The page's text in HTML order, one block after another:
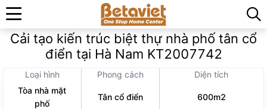
Trang chủ Thiết kế thi công kiến trúc»
Cải tạo kiến trúc biệt thự nhà phố tân cổ
điển tại Hà Nam KT2007742
Loại hình
Tòa nhà mặt
phố
Phong cách
Tân cổ điển
Diện tích
600m2